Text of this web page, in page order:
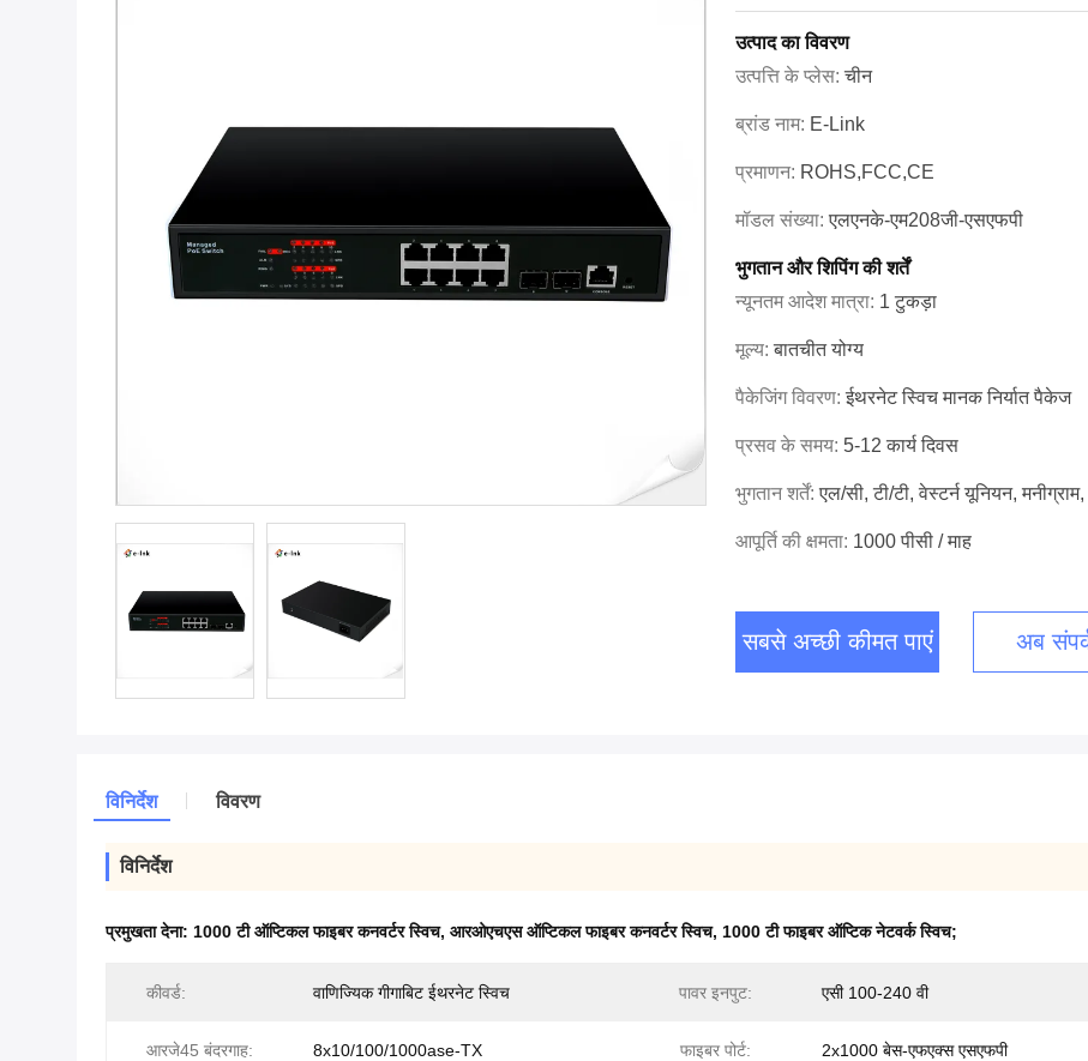
उत्पाद का विवरण
उत्पत्ति के प्लेस:चीन
ब्रांड नाम: E-Link
प्रमाणन: ROHS,FCC,CE
मॉडल संख्या:एलएनके-एम208जी-एसएफपी
भुगतान और शिपिंग की शर्तें
न्यूनतम आदेश मात्रा: 1 टुकड़ा
मूल्य:बातचीत योग्य
पैकेजिंग विवरण:ईथरनेट स्विच मानक निर्यात पैकेज
प्रसव के समय: 5-12 कार्य दिवस
भुगतान शर्तें:एल/सी, टी/टी, वेस्टर्न यूनियन,
आपूर्ति की क्षमता: 1000 पीसी / माह
सबसे अच्छी कीमत पाएं अब
विनिर्देश विवरण
विनिर्देश
प्रमुखता देना: 1000 टी ऑप्टिकल फाइबर कनवर्टर स्विच, आरओएचएस ऑप्टिकल फाइबर कनवर्टर स्विच, 1000 टी फाइबर ऑप्टिक नेटवर्क स्विच;
कीवर्ड: वाणिज्यिक गीगाबिट ईथरनेट स्विच पावर इनपुट: एसी 100-240 वी
आरजे45 बंदरगाह: 8x10/100/1000ase-TX फाइबर पोर्ट: 2x1000 बेस-एफएक्स एसएफपी